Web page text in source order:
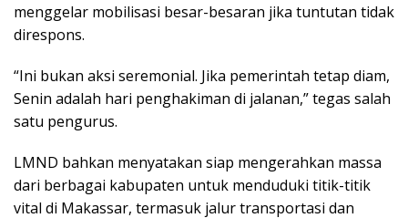
menggelar mobilisasi besar-besaran jika tuntutan tidak
direspons.
“Ini bukan aksi seremonial. Jika pemerintah tetap diam,
Senin adalah hari penghakiman di jalanan,” tegas salah
satu pengurus.
LMND bahkan menyatakan siap mengerahkan massa
dari berbagai kabupaten untuk menduduki titik-titik
vital di Makassar, termasuk jalur transportasi dan